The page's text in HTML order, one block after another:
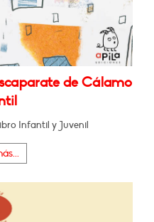
de Cálamo
Infantil y Juvenil